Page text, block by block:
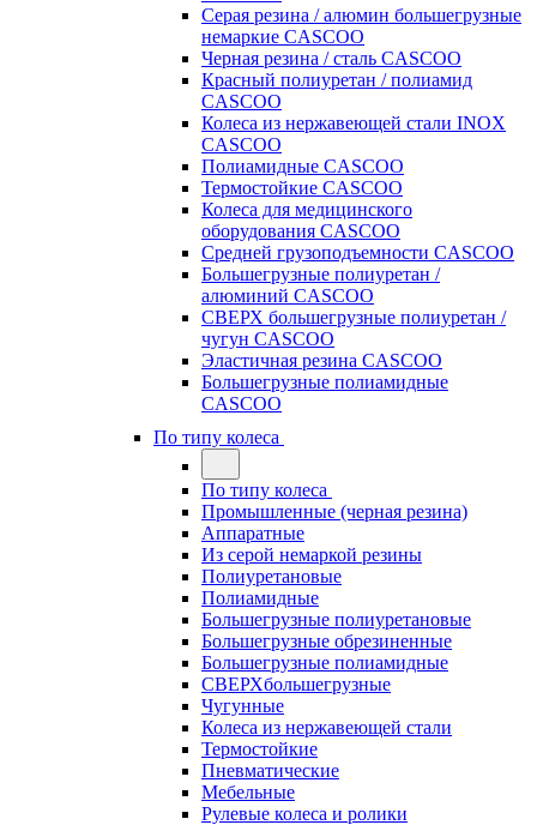
Серая резина / алюмин большегрузные
немаркие CASCOO
Черная резина / сталь CASCOO
Красный полиуретан / полиамид
CASCOO
Колеса из нержавеющей стали INOX
CASCOO
Полиамидные CASCOO
Термостойкие CASCOO
Колеса для медицинского
оборудования CASCOO
Средней грузоподъемности CASCOO
Большегрузные полиуретан /
алюминий CASCOO
СВЕРХ большегрузные полиуретан /
чугун CASCOO
Эластичная резина CASCOO
Большегрузные полиамидные
CASCOO
По типу колеса
По типу колеса
Промышленные (черная резина)
Аппаратные
Из серой немаркой резины
Полиуретановые
Полиамидные
Большегрузные полиуретановые
Большегрузные обрезиненные
Большегрузные полиамидные
СВЕРХбольшегрузные
Чугунные
Колеса из нержавеющей стали
Термостойкие
Пневматические
Мебельные
Рулевые колеса и ролики